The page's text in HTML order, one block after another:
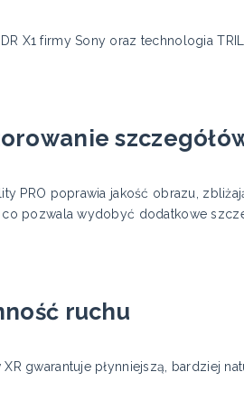
X1 firmy Sony oraz technologia
PRO poprawia jakość obrazu,
pozwala wydobyć dodatkowe
ruchu
gwarantuje płynniejszą, bardziej